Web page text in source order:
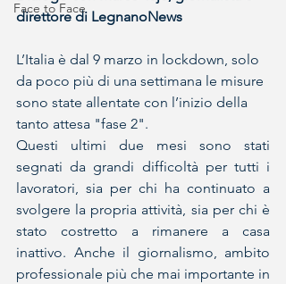
Face to Face
direttore di LegnanoNews
L’Italia è dal 9 marzo in lockdown, solo
da poco più di una settimana le misure
sono state allentate con l’inizio della
tanto attesa "fase 2".
Questi ultimi due mesi sono stati
segnati da grandi difficoltà per tutti i
lavoratori, sia per chi ha continuato a
svolgere la propria attività, sia per chi è
stato costretto a rimanere a casa
inattivo. Anche il giornalismo, ambito
professionale più che mai importante in